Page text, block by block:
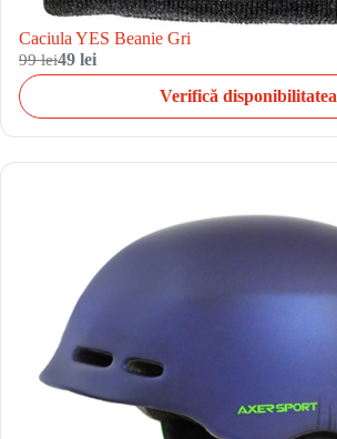
Caciula YES Beanie Gri
99 lei49 lei
Verifică disponibilitatea